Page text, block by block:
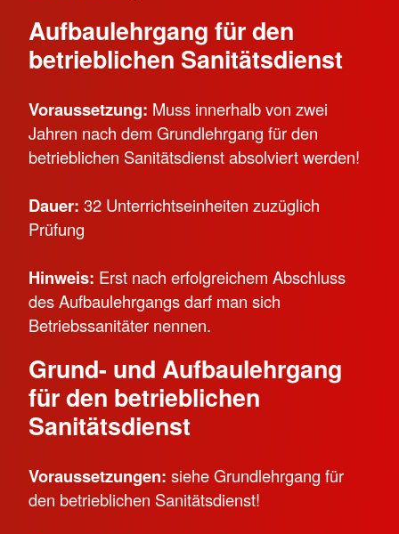
Aufbaulehrgang für den
betrieblichen Sanitätsdienst
Voraussetzung: Muss innerhalb von zwei
Jahren nach dem Grundlehrgang für den
betrieblichen Sanitätsdienst absolviert werden!
Dauer: 32 Unterrichtseinheiten zuzüglich
Prüfung
Hinweis: Erst nach erfolgreichem Abschluss
des Aufbaulehrgangs darf man sich
Betriebssanitäter nennen.
Grund- und Aufbaulehrgang
für den betrieblichen
Sanitätsdienst
Voraussetzungen: siehe Grundlehrgang für
den betrieblichen Sanitätsdienst!